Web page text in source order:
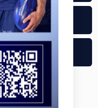
MANQUÉS